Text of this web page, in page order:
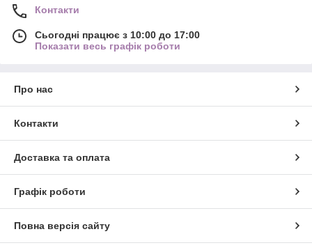
Контакти
Сьогодні працює з 10:00 до 17:00
Показати весь графік роботи
Про нас
Контакти
Доставка та оплата
Графік роботи
Повна версія сайту